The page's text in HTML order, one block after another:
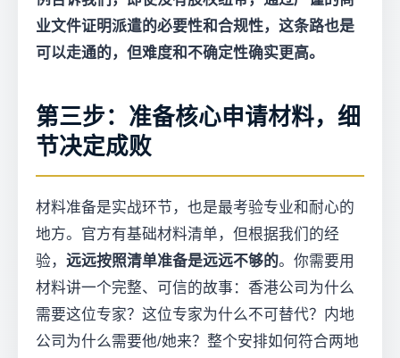
业文件证明派遣的必要性和合规性，这条路也是
可以走通的，但难度和不确定性确实更高。
第三步：准备核心申请材料，细
节决定成败
材料准备是实战环节，也是最考验专业和耐心的
地方。官方有基础材料清单，但根据我们的经
验， 远远按照清单准备是远远不够的。你需要用
材料讲一个完整、可信的故事：香港公司为什么
需要这位专家？这位专家为什么不可替代？内地
公司为什么需要他/她来？整个安排如何符合两地